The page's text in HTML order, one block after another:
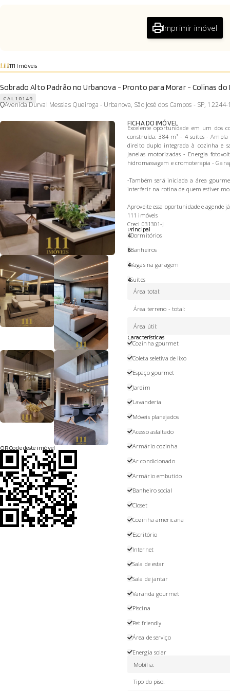
Imprimir imóvel
111 Imóveis
Sobrado Alto Padrão no Urbanova - Pronto para Morar - Colinas do
CAL10149
Avenida Durval Messias Queiroga - Urbanova, São José dos Campos - SP,
QRCode deste imóvel
FICHA DO IMÓVEL
Excelente oportunidade em um dos
construída: 384 m² - 4 suítes -
direito duplo integrada à cozinha e
Janelas motorizadas - Energia
hidromassagem e cromoterapia -
-Também será iniciada a área
interferir na rotina de quem estiver
Aproveite essa oportunidade e agende
111 imóveis
Creci 031301-J
Principal
4Dormitórios
6Banheiros
4Vagas na garagem
4Suítes
Área total:
Área terreno - total:
Área útil:
Características
Cozinha gourmet
Coleta seletiva de lixo
Espaço gourmet
Jardim
Lavanderia
Móveis planejados
Acesso asfaltado
Armário cozinha
Ar condicionado
Armário embutido
Banheiro social
Closet
Cozinha americana
Escritório
Internet
Sala de estar
Sala de jantar
Varanda gourmet
Piscina
Pet friendly
Área de serviço
Energia solar
Mobília:
Tipo do piso: